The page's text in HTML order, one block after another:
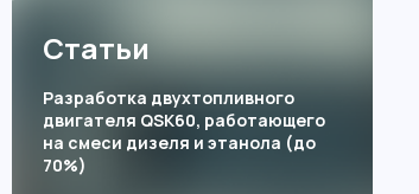
Статьи
Разработка двухтопливного
двигателя QSK60, работающего
на смеси дизеля и этанола (до
70%)